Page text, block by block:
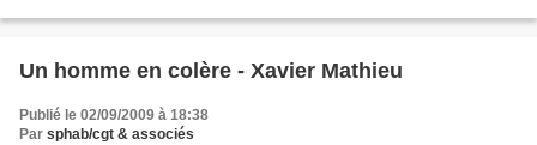
Un homme en colère - Xavier Mathieu
Publié le 02/09/2009 à 18:38
Par sphab/cgt & associés